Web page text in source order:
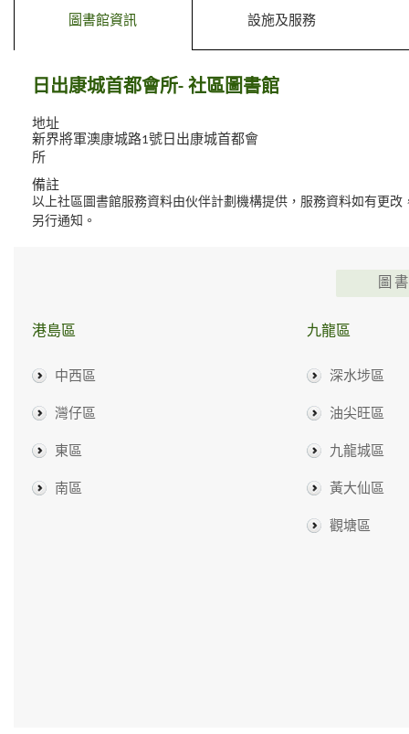
圖書館資訊 設施及服務
日出康城首都會所- 社區圖書館
地址
新界將軍澳康城路1號日出康城首都會
所
備註
以上社區圖書館服務資料由伙伴計劃機構提供，服務資料如有更改
另行通知。
圖
港島區
中西區
灣仔區
東區
南區
九龍區
深水埗區
油尖旺區
九龍城區
黃大仙區
觀塘區